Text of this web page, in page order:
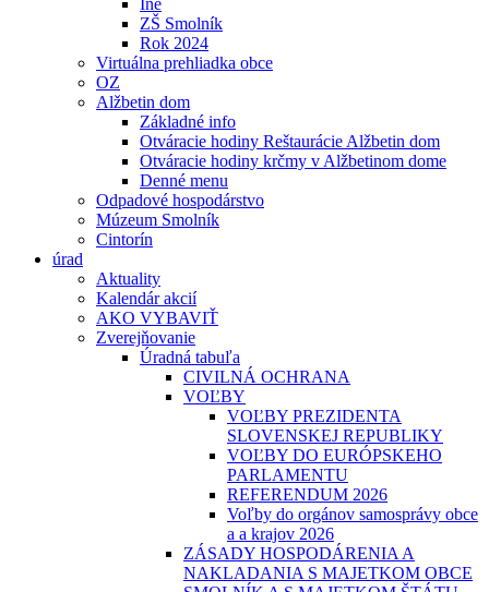
Iné
ZŠ Smolník
Rok 2024
Virtuálna prehliadka obce
OZ
Alžbetin dom
Základné info
Otváracie hodiny Reštaurácie Alžbetin dom
Otváracie hodiny krčmy v Alžbetinom dome
Denné menu
Odpadové hospodárstvo
Múzeum Smolník
Cintorín
úrad
Aktuality
Kalendár akcií
AKO VYBAVIŤ
Zverejňovanie
Úradná tabuľa
CIVILNÁ OCHRANA
VOĽBY
VOĽBY PREZIDENTA
SLOVENSKEJ REPUBLIKY
VOĽBY DO EURÓPSKEHO
PARLAMENTU
REFERENDUM 2026
Voľby do orgánov samosprávy obce
a a krajov 2026
ZÁSADY HOSPODÁRENIA A
NAKLADANIA S MAJETKOM OBCE